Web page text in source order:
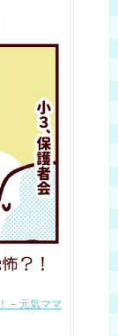
– 元気ママ